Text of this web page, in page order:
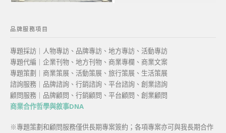
品牌服務項目
專題採訪｜人物專訪、品牌專訪、地方專訪、活動專訪
專題代編｜企業刊物、地方刊物、商業專欄、商業文案
專題策劃｜商業策展、活動策展、旅行策展、生活策展
諮詢服務｜品牌諮詢、行銷諮詢、平台諮詢、創業諮詢
顧問服務｜品牌顧問、行銷顧問、平台顧問、創業顧問
商業合作哲學與敘事DNA
※專題策劃和顧問服務僅供長期專案簽約；各項專案亦可與我長期合作